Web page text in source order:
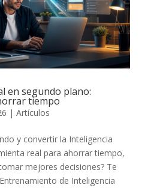
en segundo plano:
tiempo
| Artículos
y convertir la Inteligencia
real para ahorrar tiempo,
mejores decisiones? Te
de Inteligencia